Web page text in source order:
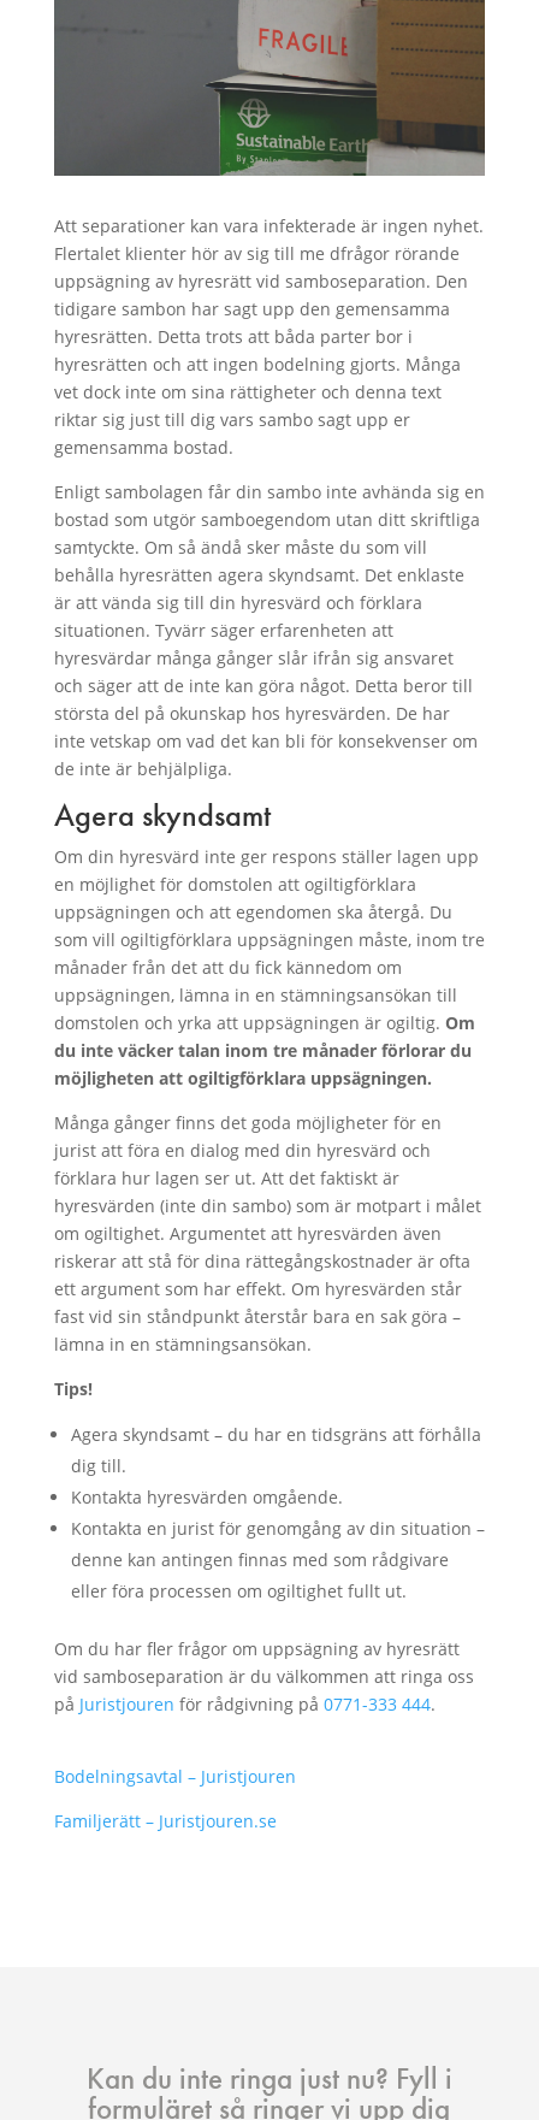
Att separationer kan vara infekterade är ingen nyhet.
Flertalet klienter hör av sig till me dfrågor rörande
uppsägning av hyresrätt vid samboseparation. Den
tidigare sambon har sagt upp den gemensamma
hyresrätten. Detta trots att båda parter bor i
hyresrätten och att ingen bodelning gjorts. Många
vet dock inte om sina rättigheter och denna text
riktar sig just till dig vars sambo sagt upp er
gemensamma bostad.
Enligt sambolagen får din sambo inte avhända sig en
bostad som utgör samboegendom utan ditt skriftliga
samtyckte. Om så ändå sker måste du som vill
behålla hyresrätten agera skyndsamt. Det enklaste
är att vända sig till din hyresvärd och förklara
situationen. Tyvärr säger erfarenheten att
hyresvärdar många gånger slår ifrån sig ansvaret
och säger att de inte kan göra något. Detta beror till
största del på okunskap hos hyresvärden. De har
inte vetskap om vad det kan bli för konsekvenser om
de inte är behjälpliga.
Agera skyndsamt
Om din hyresvärd inte ger respons ställer lagen upp
en möjlighet för domstolen att ogiltigförklara
uppsägningen och att egendomen ska återgå. Du
som vill ogiltigförklara uppsägningen måste, inom tre
månader från det att du fick kännedom om
uppsägningen, lämna in en stämningsansökan till
domstolen och yrka att uppsägningen är ogiltig. Om
du inte väcker talan inom tre månader förlorar du
möjligheten att ogiltigförklara uppsägningen.
Många gånger finns det goda möjligheter för en
jurist att föra en dialog med din hyresvärd och
förklara hur lagen ser ut. Att det faktiskt är
hyresvärden (inte din sambo) som är motpart i målet
om ogiltighet. Argumentet att hyresvärden även
riskerar att stå för dina rättegångskostnader är ofta
ett argument som har effekt. Om hyresvärden står
fast vid sin ståndpunkt återstår bara en sak göra –
lämna in en stämningsansökan.
Tips!
Agera skyndsamt – du har en tidsgräns att förhålla
dig till.
Kontakta hyresvärden omgående.
Kontakta en jurist för genomgång av din situation –
denne kan antingen finnas med som rådgivare
eller föra processen om ogiltighet fullt ut.
Om du har fler frågor om uppsägning av hyresrätt
vid samboseparation är du välkommen att ringa oss
på Juristjouren för rådgivning på 0771-333 444.
Bodelningsavtal – Juristjouren
Familjerätt – Juristjouren.se
Kan du inte ringa just nu? Fyll i
formuläret så ringer vi upp dig